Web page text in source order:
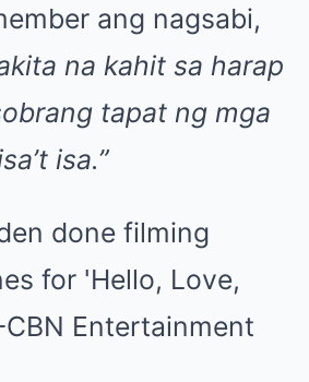
ang nagsabi,
na kahit sa harap
tapat ng mga
isa.”